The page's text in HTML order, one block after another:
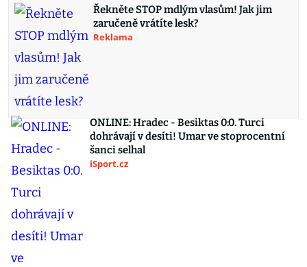
Řekněte STOP mdlým vlasům! Jak jim
zaručeně vrátíte lesk?
Reklama
ONLINE: Hradec - Besiktas 0:0. Turci
dohrávají v desíti! Umar ve stoprocentní
šanci selhal
iSport.cz